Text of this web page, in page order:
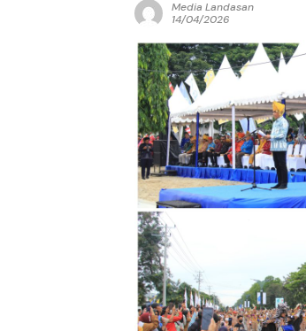
Media Landasan
14/04/2026